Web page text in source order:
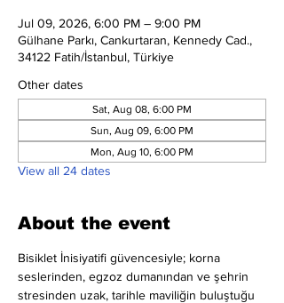
Jul 09, 2026, 6:00 PM – 9:00 PM
Gülhane Parkı, Cankurtaran, Kennedy Cad.,
34122 Fatih/İstanbul, Türkiye
Other dates
Sat, Aug 08, 6:00 PM
Sun, Aug 09, 6:00 PM
Mon, Aug 10, 6:00 PM
View all 24 dates
About the event
Bisiklet İnisiyatifi güvencesiyle; korna
seslerinden, egzoz dumanından ve şehrin
stresinden uzak, tarihle maviliğin buluştuğu